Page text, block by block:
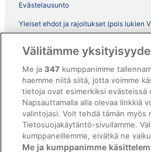
Evästelausunto
Yleiset ehdot ja rajoitukset (pois lukien
ebookers BONUS+ -ohjelman ehdot
Oikeudelliset tiedot / ota meihin yhteyttä
Sisältövaatimukset ja ilmoituksen
Tuki
Välitämme
Me ja347 kumppanimme
haemme niitä siitä, jotta voimme
tietoja ovat esimerkiksi
Napsauttamalla alla olevaa linkkiä
valintojasi. Voit tehdä tämän myös
Tietosuojakäytäntö-sivullamme.
kumppaneillemme, eivätkä ne
Me ja kumppanimme